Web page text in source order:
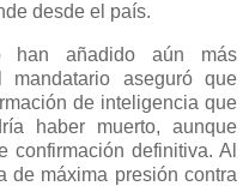
desde el país.
han añadido aún más
mandatario aseguró que
de inteligencia que
haber muerto, aunque
confirmación definitiva. Al
de máxima presión contra